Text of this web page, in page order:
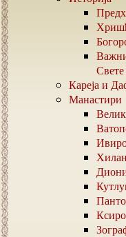
Кареја и
Манастири